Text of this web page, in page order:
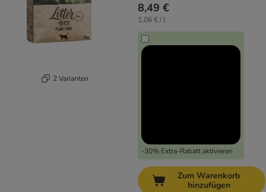
2 Varianten
8,49 €
1,06 € / l
-30% Extra-Rabatt aktivieren
Zum Warenkorb
hinzufügen